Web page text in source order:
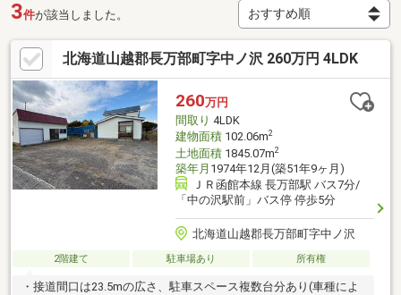
3件が該当しました。
北海道山越郡長万部町字中ノ沢 260万円 4LDK
260万円
間取り 4LDK
建物面積102.06m2
土地面積1845.07m2
築年月 1974年12月(築51年9ヶ月)
ＪＲ函館本線 長万部駅 バス7分/
「中の沢駅前」バス停 停歩5分
北海道山越郡長万部町字中ノ沢
2階建て 駐車場あり 所有権
・接道間口は23.5mの広さ、駐車スペース複数台分あり(車種によ